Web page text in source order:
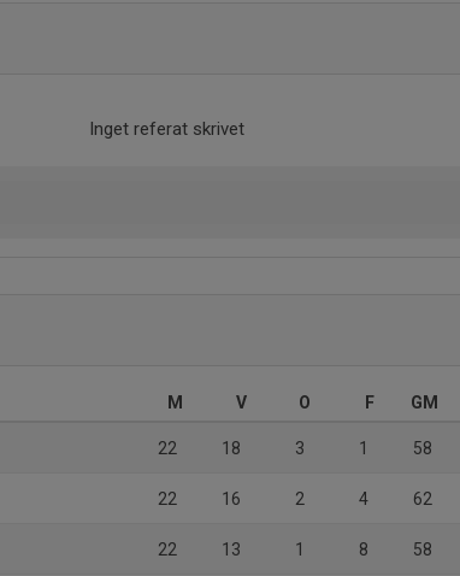
Inget referat skrivet
M V O F GM
22 18 3 1 58
22 16 2 4 62
22 13 1 8 58